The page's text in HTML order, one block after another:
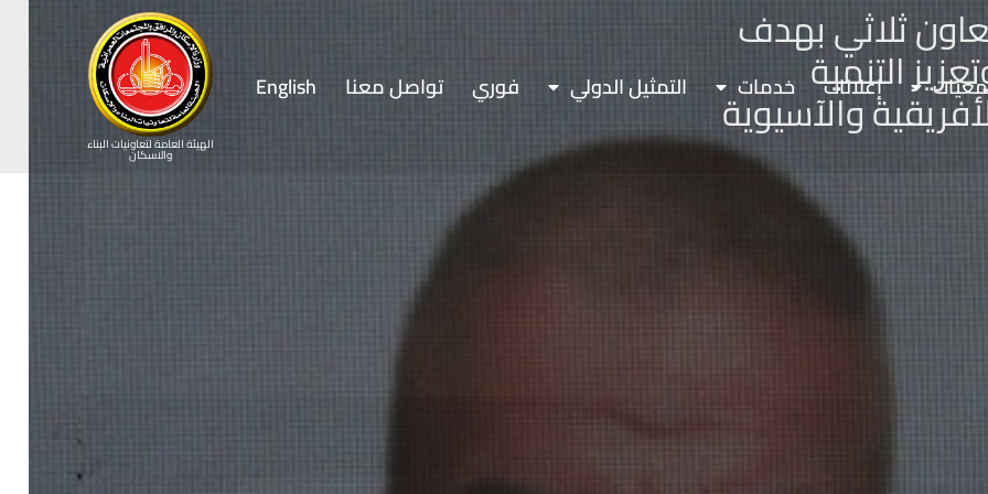
إعلانات خدمات التمثيل الدولي فوري تواصل معنا English
الهيئة العامة لتعاونيات البناء
والاسكان
تعاون ثلاثي بهدف
التنمية
والآسيوية